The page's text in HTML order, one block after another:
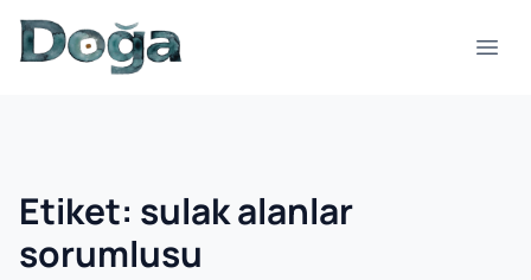
İçeriğe geç
Etiket: sulak alanlar
sorumlusu